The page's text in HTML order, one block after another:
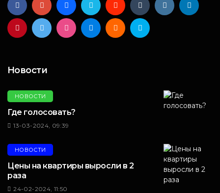
Новости
НОВОСТИ
Где голосовать?
13-03-2024, 09:39
НОВОСТИ
Цены на квартиры выросли в 2
раза
24-02-2024, 11:50